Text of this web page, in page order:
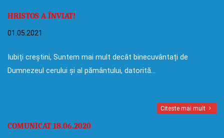
HRISTOS A ÎNVIAT!
01.05.2021
Iubiți creștini, Suntem mai mult decât binecuvântați de
Dumnezeul cerului și al pământului, datorită…
Citeste mai mult
COMUNICAT 18.06.2020